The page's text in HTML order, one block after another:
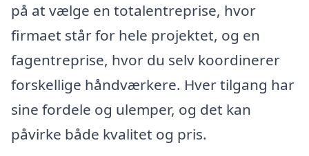
på at vælge en totalentreprise, hvor
firmaet står for hele projektet, og en
fagentreprise, hvor du selv koordinerer
forskellige håndværkere. Hver tilgang har
sine fordele og ulemper, og det kan
påvirke både kvalitet og pris.